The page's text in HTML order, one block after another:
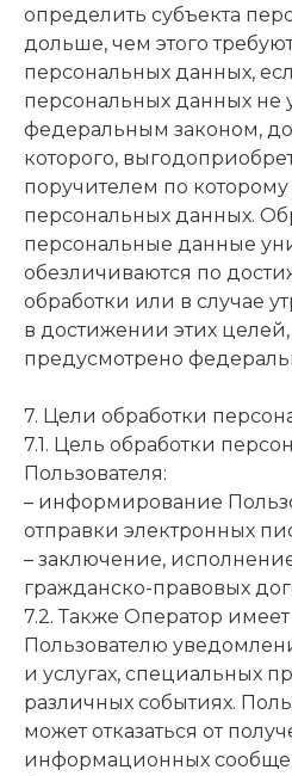
определить субъекта
дольше, чем этого
персональных данных,
персональных данных не
федеральным законом,
которого,
поручителем по которому
персональных данных.
персональные данные
обезличиваются по
обработки или в случае
в достижении этих
предусмотрено
7. Цели обработки
7.1. Цель обработки
Пользователя:
– информирование
отправки электронных
– заключение,
гражданско-правовых
7.2. Также Оператор
Пользователю
и услугах, специальных
различных событиях.
может отказаться от
информационных